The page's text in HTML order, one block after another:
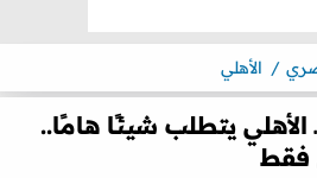
الأهلي
الأهلي يتطلب شيئًا هامًا..
فقط